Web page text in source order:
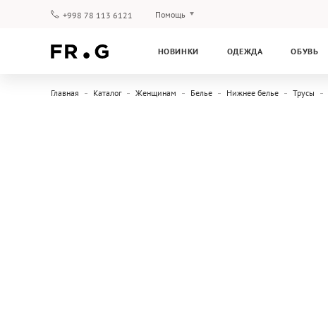
+998 78 113 6121 Помощь
НОВИНКИ ОДЕЖДА ОБУВЬ
Главная Каталог Женщинам Белье Нижнее белье Трусы